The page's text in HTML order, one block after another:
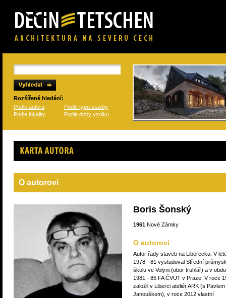
Rozšířené hledání:
Podle autora
Podle typu stavby
Podle lokality
Podle doby vzniku
Karta autora
O autorovi
Boris Šonský
1961 Nové Zámky
O autorovi
Autor řady staveb na Liberecku. V
1978 - 81 vystudoval Střední
školu ve Volyni (obor truhlář) a v
1981 - 85 FA ČVUT v Praze. V roce
založil v Liberci ateliér ARK (s Pavlem
Janouškem), v roce 2012 vlastní